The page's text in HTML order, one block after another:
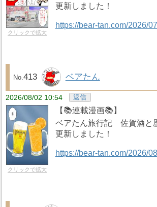
クリックで拡大
更新しました！
https://bear-tan.com/2026/
413 ベアたん
2026/08/02 10:54 返信
クリックで拡大
【📚️連載漫画📚️】
ベアたん旅行記 佐賀酒
更新しました！
https://bear-tan.com/2026/